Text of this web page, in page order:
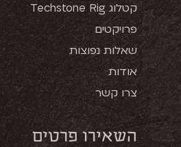
קטלוג Techstone Rig
פרויקטים
שאלות נפוצות
אודות
צרו קשר
השאירו פרטים